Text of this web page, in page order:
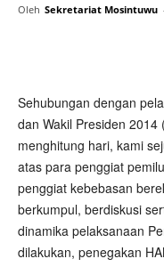
Oleh Sekretariat Mosintuwu
Sehubungan dengan
dan Wakil Presiden
menghitung hari, kami
atas para penggiat
penggiat kebebasan
berkumpul, berdiskusi
dinamika pelaksanaan
dilakukan, penegakan